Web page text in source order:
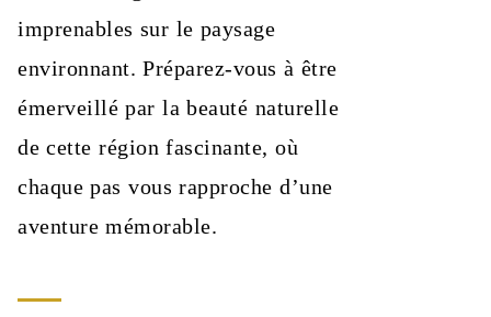
imprenables sur le paysage
environnant. Préparez-vous à être
émerveillé par la beauté naturelle
de cette région fascinante, où
chaque pas vous rapproche d’une
aventure mémorable.